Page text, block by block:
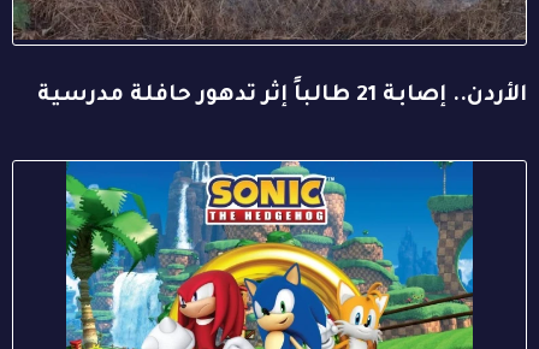
الأردن.. إصابة 21 طالباً إثر تدهور حافلة مدرسية